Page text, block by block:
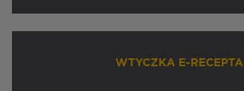
WTYCZKA E-RECEPTA